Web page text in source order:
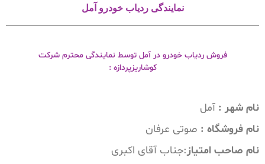
نمایندگی ردیاب خودرو آمل
فروش ردیاب خودرو در آمل توسط نمایندگی محترم شرکت
کوشاریزپردازه :
نام شهر : آمل
نام فروشگاه : صوتی عرفان
نام صاحب امتیاز:جناب آقای اکبری